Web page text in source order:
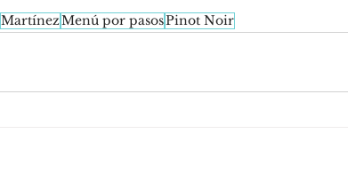
MartínezMenú por pasosPinot Noir